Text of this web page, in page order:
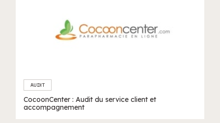
AUDIT
CocoonCenter : Audit du service client et
accompagnement